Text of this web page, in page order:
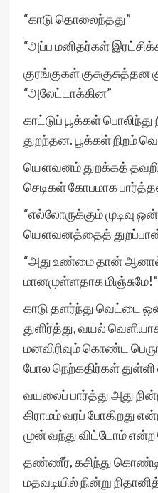
“காடு தொலைந்தது”
“அப்ப மனிதர்கள்
குரங்குகள் குசுகுசுத்தன
“அலேட்டாக்கின”
காட்டுப் பூக்கள்
துறந்தன. பூக்கள் நிறம்
யௌவனம் துறக்கத்
செடிகள் கோபமாக
“எல்லோருக்கும் முடிவு
யௌவனத்தைத்
“அது உண்மை தான் ஆனால்
மானமுள்ளதாக மிஞ்சுமே!”
காடு தளர்ந்து வெட்டை
துளிர்த்து, வயல்
மனவிரிவும் கொண்ட
போல நெற்கதிர்கள்
வயலைப் பார்த்து அது
கிராமம் வரப் போகிறது
முன் வந்து விட்டோம் என்ற
தண்ணீர், கசிந்து
மதவடியில் நின்று